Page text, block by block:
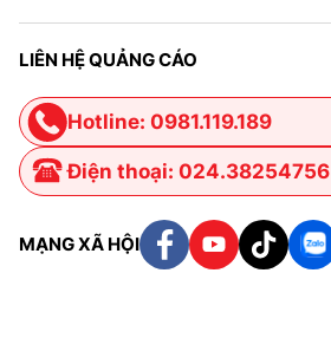
LIÊN HỆ QUẢNG CÁO
Hotline: 0981.119.189
Điện thoại: 024.38254756
MẠNG XÃ HỘI